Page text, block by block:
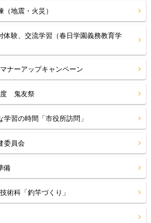
地震・火災）
験、交流学習（春日学園義務教育学
ナーアップキャンペーン
鬼友祭
習の時間「市役所訪問」
委員会
備
術科「釣竿づくり」